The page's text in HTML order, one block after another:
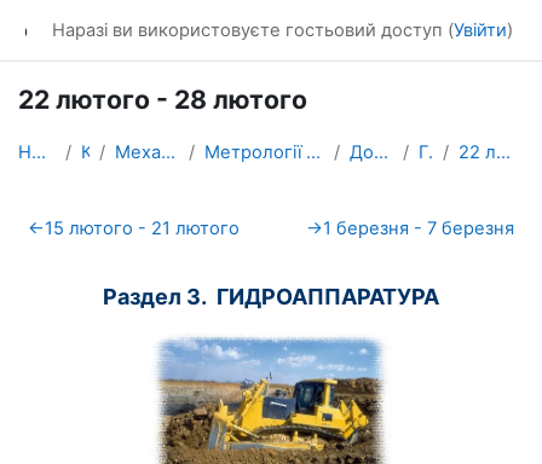
Наразі ви використовуєте гостьовий доступ (Увійти)
22 лютого - 28 лютого
На головну Курси Механічний факультет Метрології та безпеки життєдіяльності Додаткові курси ГОСДМ 22 лютого - 28 лютого
Схема розділу
←15 лютого - 21 лютого →1 березня - 7 березня
Раздел 3. ГИДРОАППАРАТУРА